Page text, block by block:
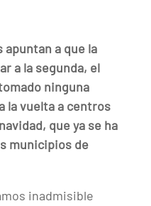
a que la
a la segunda, el
ninguna
la vuelta a centros
que ya se ha
municipios de
inadmisible